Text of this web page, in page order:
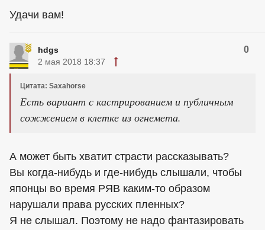
Удачи вам!
hdgs 0
2 мая 2018 18:37
Цитата: Saxahorse
Есть вариант с кастрированием и публичным
сожжением в клетке из огнемета.
А может быть хватит страсти рассказывать?
Вы когда-нибудь и где-нибудь слышали, чтобы
японцы во время РЯВ каким-то образом
нарушали права русских пленных?
Я не слышал. Поэтому не надо фантазировать